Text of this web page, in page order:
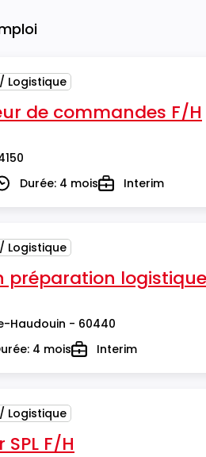
Logistique
de commandes F/H
Durée: 4 moisTypeInterim
Logistique
préparation
Haudouin - 60440
4 moisTypeInterim
Logistique
F/H